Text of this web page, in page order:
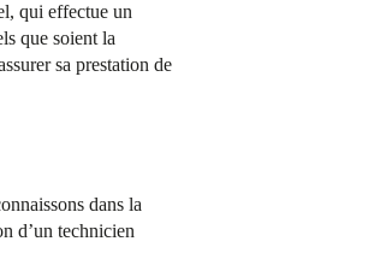
qui effectue un
que soient la
sa prestation de
dans la
d’un technicien